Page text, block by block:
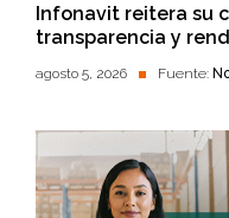
Infonavit reitera su
transparencia y
agosto 5, 2026 Fuente: